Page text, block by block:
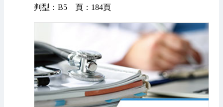
判型：B5 頁：184頁